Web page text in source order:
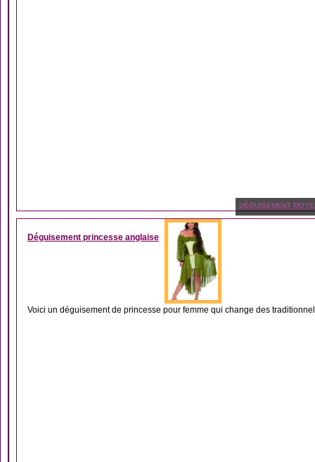
DÉGUISEMENT
Déguisement princesse anglaise
Voici un déguisement de princesse pour femme qui change des